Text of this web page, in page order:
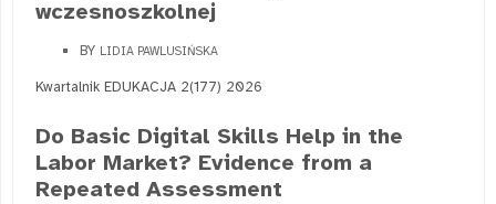
wczesnoszkolnej
BY LIDIA PAWLUSIŃSKA
Kwartalnik EDUKACJA 2(177) 2026
Do Basic Digital Skills Help in the
Labor Market? Evidence from a
Repeated Assessment